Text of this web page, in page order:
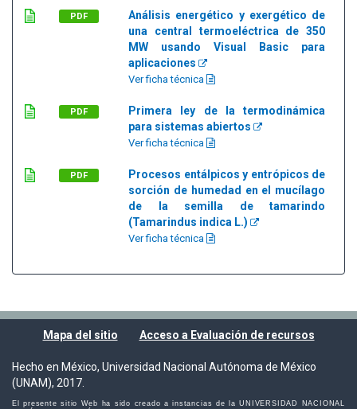
PDF
Análisis energético y exergético de
una central termoeléctrica de 350
MW usando Visual Basic para
aplicaciones
Ver ficha técnica
PDF
Primera ley de la termodinámica
para sistemas abiertos
Ver ficha técnica
PDF
Procesos entálpicos y entrópicos de
sorción de humedad en el mucílago
de la semilla de tamarindo
(Tamarindus indica L.)
Ver ficha técnica
Mapa del sitio Acceso a Evaluación de recursos
Hecho en México, Universidad Nacional Autónoma de México
(UNAM), 2017.
El presente sitio Web ha sido creado a instancias de la UNIVERSIDAD NACIONAL